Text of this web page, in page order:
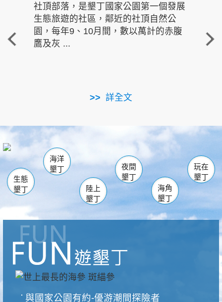
社頂部落，是墾丁國家公園第一個發展
生態旅遊的社區，鄰近的社頂自然公
園，每年9、10月間，數以萬計的赤腹
鷹及灰 ...
詳全文
重
走進
南仁湖
海生館
恆春 佳樂水
龍鑾潭自然中心 森林遊樂區
瓊麻館
關山 墾管處遊客中心
社頂公園 風吹沙
船帆石
白砂 龍磐公園
香蕉灣
砂島
鵝鑾鼻
生態
墾丁
海洋
墾丁
陸上
墾丁
夜間
墾丁
海角
墾丁
玩在
墾丁
與國家公園有約-優游潮間探險者